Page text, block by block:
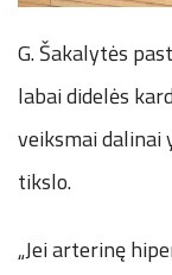
G. Šakalytės
labai didelės
veiksmai dalinai
tikslo.
„Jei arterinę